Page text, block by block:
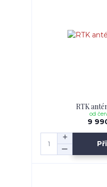
RTK
9
od